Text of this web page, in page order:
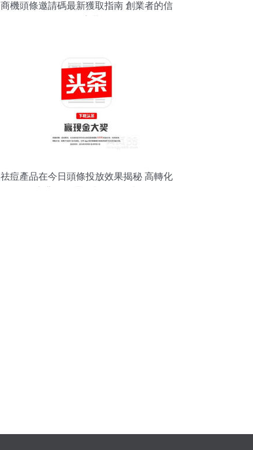
商機頭條邀請碼最新獲取指南 創業者的信
祛痘產品在今日頭條投放效果揭秘 高轉化